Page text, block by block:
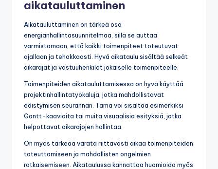
aikatauluttaminen
Aikatauluttaminen on tärkeä osa
energianhallintasuunnitelmaa, sillä se auttaa
varmistamaan, että kaikki toimenpiteet toteutuvat
ajallaan ja tehokkaasti. Hyvä aikataulu sisältää selkeät
aikarajat ja vastuuhenkilöt jokaiselle toimenpiteelle.
Toimenpiteiden aikatauluttamisessa on hyvä käyttää
projektinhallintatyökaluja, jotka mahdollistavat
edistymisen seurannan. Tämä voi sisältää esimerkiksi
Gantt-kaavioita tai muita visuaalisia esityksiä, jotka
helpottavat aikarajojen hallintaa.
On myös tärkeää varata riittävästi aikaa toimenpiteiden
toteuttamiseen ja mahdollisten ongelmien
ratkaisemiseen. Aikataulussa kannattaa huomioida myös